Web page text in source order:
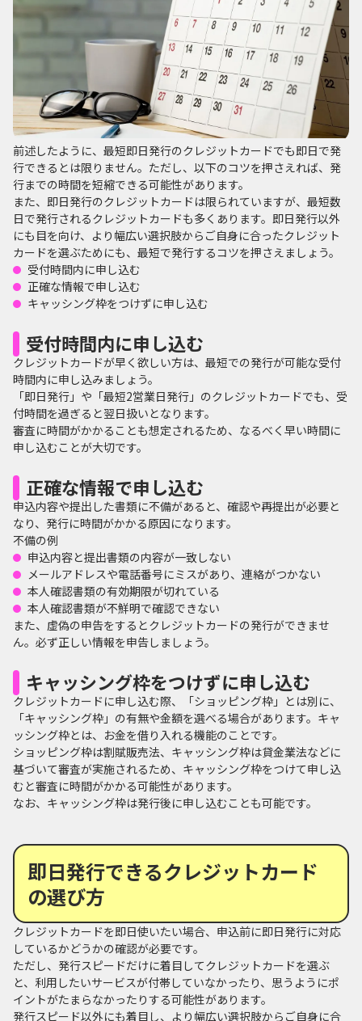
前述したように、最短即日発行のクレジットカードでも即日で発
行できるとは限りません。ただし、以下のコツを押さえれば、発
行までの時間を短縮できる可能性があります。
また、即日発行のクレジットカードは限られていますが、最短数
日で発行されるクレジットカードも多くあります。即日発行以外
にも目を向け、より幅広い選択肢からご自身に合ったクレジット
カードを選ぶためにも、最短で発行するコツを押さえましょう。
受付時間内に申し込む
正確な情報で申し込む
キャッシング枠をつけずに申し込む
受付時間内に申し込む
クレジットカードが早く欲しい方は、最短での発行が可能な受付
時間内に申し込みましょう。
「即日発行」や「最短2営業日発行」のクレジットカードでも、受
付時間を過ぎると翌日扱いとなります。
審査に時間がかかることも想定されるため、なるべく早い時間に
申し込むことが大切です。
正確な情報で申し込む
申込内容や提出した書類に不備があると、確認や再提出が必要と
なり、発行に時間がかかる原因になります。
不備の例
申込内容と提出書類の内容が一致しない
メールアドレスや電話番号にミスがあり、連絡がつかない
本人確認書類の有効期限が切れている
本人確認書類が不鮮明で確認できない
また、虚偽の申告をするとクレジットカードの発行ができませ
ん。必ず正しい情報を申告しましょう。
キャッシング枠をつけずに申し込む
クレジットカードに申し込む際、「ショッピング枠」とは別に、
「キャッシング枠」の有無や金額を選べる場合があります。キャ
ッシング枠とは、お金を借り入れる機能のことです。
ショッピング枠は割賦販売法、キャッシング枠は貸金業法などに
基づいて審査が実施されるため、キャッシング枠をつけて申し込
むと審査に時間がかかる可能性があります。
なお、キャッシング枠は発行後に申し込むことも可能です。
即日発行できるクレジットカード
の選び方
クレジットカードを即日使いたい場合、申込前に即日発行に対応
しているかどうかの確認が必要です。
ただし、発行スピードだけに着目してクレジットカードを選ぶ
と、利用したいサービスが付帯していなかったり、思うようにポ
イントがたまらなかったりする可能性があります。
発行スピード以外にも着目し、より幅広い選択肢からご自身に合